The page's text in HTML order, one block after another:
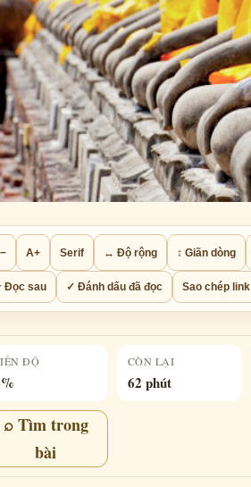
A+ Serif ↔ Độ rộng ↕ Giãn dòng
Đọc sau ✓ Đánh dấu đã đọc Sao chép link
ĐỘ CÒN LẠI
62 phút
⌕ Tìm trong
bài